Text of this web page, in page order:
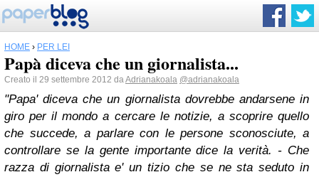
HOME › PER LEI
Papà diceva che un giornalista...
Creato il 29 settembre 2012 daAdrianakoala @adrianakoala
"Papa' diceva che un giornalista dovrebbe andarsene in
giro per il mondo a cercare le notizie, a scoprire quello
che succede, a parlare con le persone sconosciute, a
controllare se la gente importante dice la verità. - Che
razza di giornalista e' un tizio che se ne sta seduto in